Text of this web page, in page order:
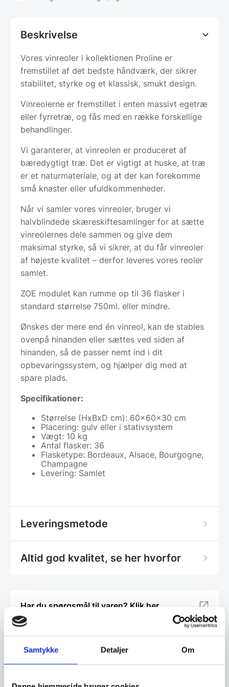
Samtykke Detaljer Om
Beskrivelse
Vores vinreoler i kollektionen Proline er
fremstillet af det bedste håndværk, der sikrer
stabilitet, styrke og et klassisk, smukt design.
Vinreolerne er fremstillet i enten massivt egetræ
eller fyrretræ, og fås med en række forskellige
behandlinger.
Vi garanterer, at vinreolen er produceret af
bæredygtigt træ. Det er vigtigt at huske, at træ
er et naturmateriale, og at der kan forekomme
små knaster eller ufuldkommenheder.
Når vi samler vores vinreoler, bruger vi
halvblindede skæreskiftesamlinger for at sætte
vinreolernes dele sammen og give dem
maksimal styrke, så vi sikrer, at du får vinreoler
af højeste kvalitet – derfor leveres vores reoler
samlet.
ZOE modulet kan rumme op til 36 flasker i
standard størrelse 750ml. eller mindre.
Ønskes der mere end én vinreol, kan de stables
ovenpå hinanden eller sættes ved siden af
hinanden, så de passer nemt ind i dit
opbevaringssystem, og hjælper dig med at
spare plads.
Specifikationer:
Størrelse (HxBxD cm): 60x60x30 cm
Placering: gulv eller i stativsystem
Vægt: 10 kg
Antal flasker: 36
Flasketype: Bordeaux, Alsace, Bourgogne,
Champagne
Levering: Samlet
Leveringsmetode
Altid god kvalitet, se her hvorfor
Har du spørgsmål til varen? Klik her
Relaterede varer